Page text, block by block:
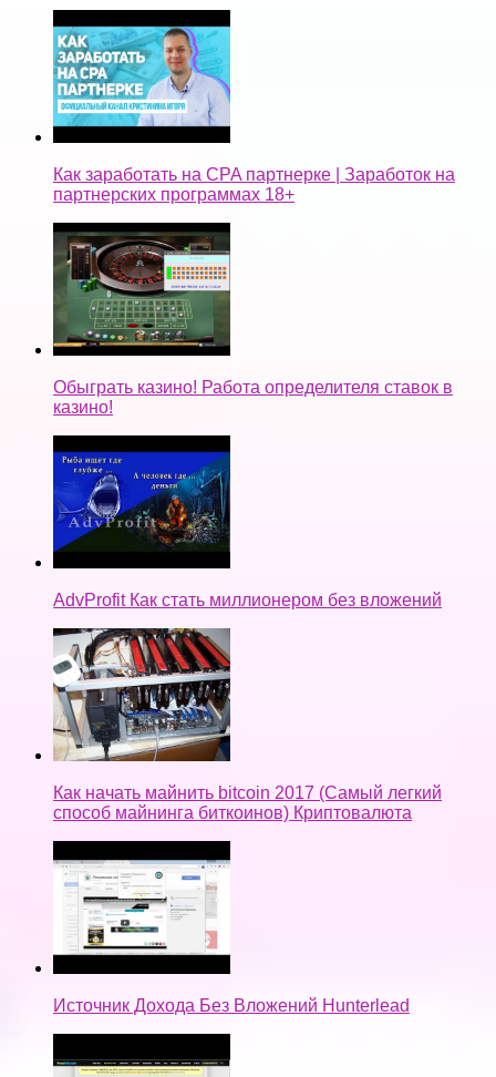
Как заработать на CPA партнерке | Заработок на
партнерских программах 18+
Обыграть казино! Работа определителя ставок в
казино!
AdvProfit Как стать миллионером без вложений
Как начать майнить bitcoin 2017 (Самый легкий
способ майнинга биткоинов) Криптовалюта
Источник Дохода Без Вложений Hunterlead